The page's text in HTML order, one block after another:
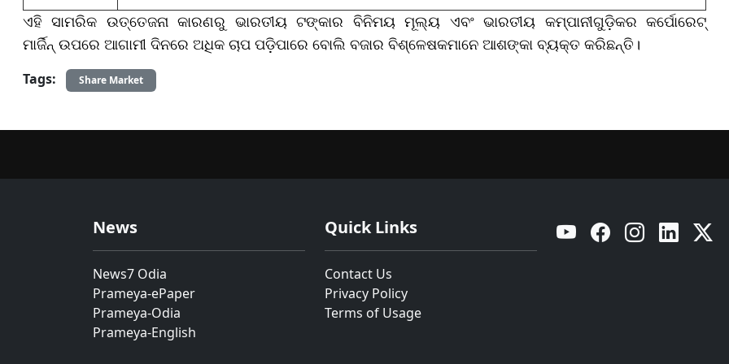
ଏହି ସାମରିକ ଉତ୍ତେଜନା କାରଣରୁ ଭାରତୀୟ ଟଙ୍କାର ବିନିମୟ ମୂଲ୍ୟ ଏବଂ ଭାରତୀୟ କମ୍ପାନୀଗୁଡ଼ିକର କର୍ପୋରେଟ୍
ମାର୍ଜିନ୍ ଉପରେ ଆଗାମୀ ଦିନରେ ଅଧିକ ଚାପ ପଡ଼ିପାରେ ବୋଲି ବଜାର ବିଶ୍ଳେଷକମାନେ ଆଶଙ୍କା ବ୍ୟକ୍ତ କରିଛନ୍ତି।
Tags: Share Market
News
News7 Odia
Prameya-ePaper
Prameya-Odia
Prameya-English
Quick Links
Contact Us
Privacy Policy
Terms of Usage
YouTube Facebook Instagram